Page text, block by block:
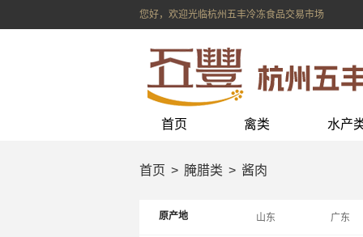
您好，欢迎光临杭州五丰冷冻食品交易市场
首页 禽类 水产
首页 腌腊类 酱肉
原产地 山东 广东